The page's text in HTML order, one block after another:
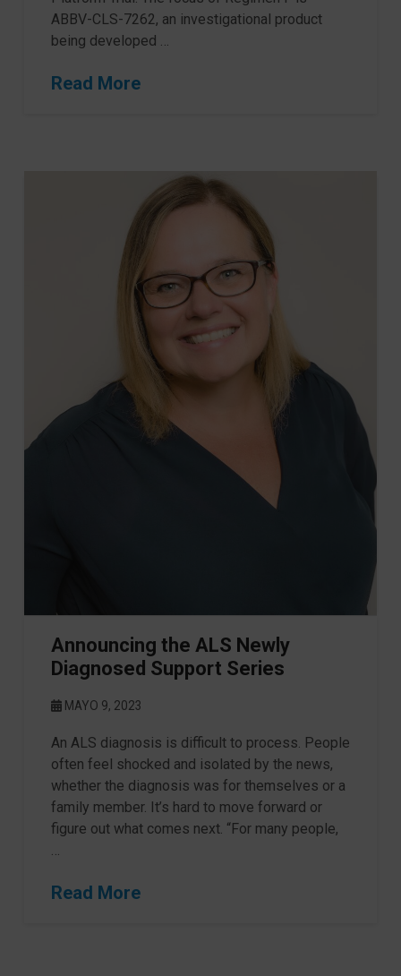
ABBV-CLS-7262, an investigational product
being developed …
Read More
Announcing the ALS Newly
Diagnosed Support Series
MAYO 9, 2023
An ALS diagnosis is difficult to process. People
often feel shocked and isolated by the news,
whether the diagnosis was for themselves or a
family member. It’s hard to move forward or
figure out what comes next. “For many people,
…
Read More